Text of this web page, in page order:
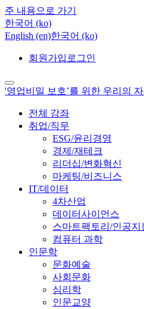
주 내용으로 가기
한국어 ‎(ko)‎
English ‎(en)‎한국어 ‎(ko)‎
회원가입 로그인
'영업비밀 보호’를 위한 우리의
전체 강좌
취업/직무
ESG/윤리경영
경제/재테크
리더십/변화혁신
마케팅/비즈니스
IT/데이터
4차산업
데이터사이언스
스마트팩토리/인공지
컴퓨터 과학
인문학
문화예술
사회문화
심리학
인문교양